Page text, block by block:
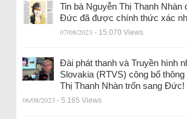
Tin bà Nguyễn Thị Thanh Nhàn
Đức đã được chính thức xác
07/08/2023 - 15.070 Views
Đài phát thanh và Truyền hình
Slovakia (RTVS) công bố
Thị Thanh Nhàn trốn sang Đức!
06/08/2023 - 5.165 Views